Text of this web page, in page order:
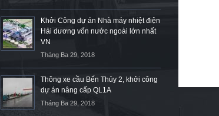
Khởi Công dự án Nhà máy nhiệt điện
Hải dương vốn nước ngoài lớn nhất
VN
Tháng Ba 29, 2018
Thông xe cầu Bến Thủy 2, khởi công
dự án nâng cấp QL1A
Tháng Ba 29, 2018